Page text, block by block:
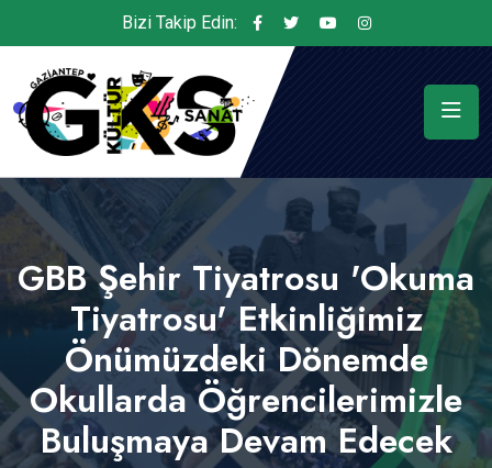
Bizi Takip Edin:
GBB Şehir Tiyatrosu 'Okuma
Tiyatrosu' Etkinliğimiz
Önümüzdeki Dönemde
Okullarda Öğrencilerimizle
Buluşmaya Devam Edecek